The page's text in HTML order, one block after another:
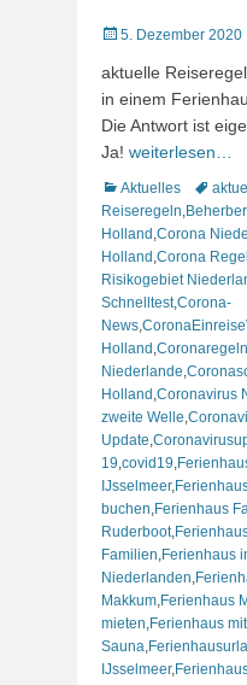
Veröffentlicht
5. Dezember 2020
aktuelle
in einem
Die Antwort ist
Ja! weiterlesen…
Kategorien
Aktuelles
Reiseregeln
Holland Corona
Holland Corona
Risikogebiet
Schnelltest,Corona-
News
Holland Coronaregeln
Niederlande
Holland Coronavirus
zweite Welle
Update
19 covid19
IJsselmeer,
buchen Ferienhaus
Ruderboot,
Familien Ferienhaus
Niederlanden
Makkum Ferienhaus
mieten Ferienhaus mit
Sauna
IJsselmeer,